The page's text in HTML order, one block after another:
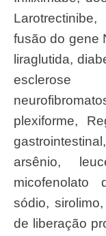
fusão do gene
liraglutida,
esclerose
plexiforme,
arsênio,
micofenolato
sódio,
de liberação